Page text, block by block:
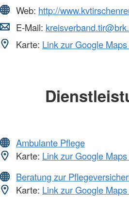
Web: http://
E-Mail:
Karte: Link zur Google
Ambulante Pflege
Karte: Link zur Google
Beratung zur
Karte: Link zur Google